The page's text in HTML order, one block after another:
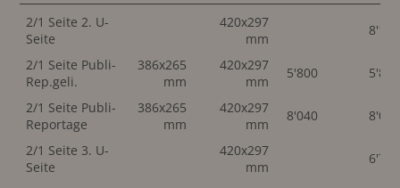
2/1 Seite 2. U-
Seite
420x297
mm
8'100
2/1 Seite Publi-
Rep.geli.
386x265
mm
420x297
mm
5'800 5'800
2/1 Seite Publi-
Reportage
386x265
mm
420x297
mm
8'040 8'040
2/1 Seite 3. U-
Seite
420x297
mm
6'700